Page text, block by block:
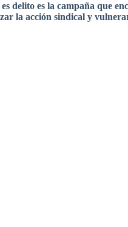
es delito es la campaña que
la acción sindical y